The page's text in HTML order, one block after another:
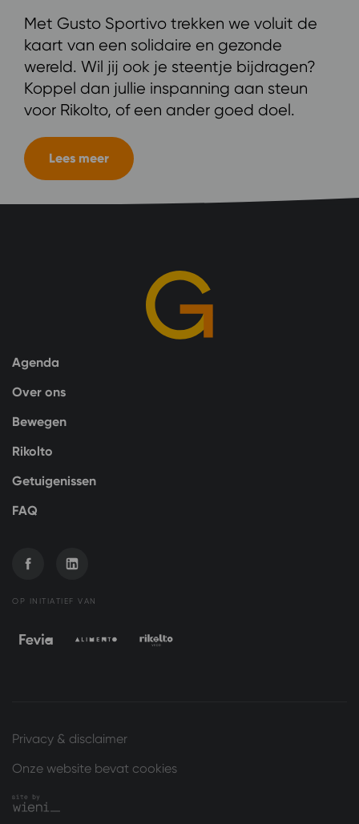
Met Gusto Sportivo trekken we voluit de
kaart van een solidaire en gezonde
wereld. Wil jij ook je steentje bijdragen?
Koppel dan jullie inspanning aan steun
voor Rikolto, of een ander goed doel.
Lees meer
Agenda
Over ons
Bewegen
Rikolto
Getuigenissen
FAQ
OP INITIATIEF VAN
Privacy & disclaimer
Onze website bevat cookies